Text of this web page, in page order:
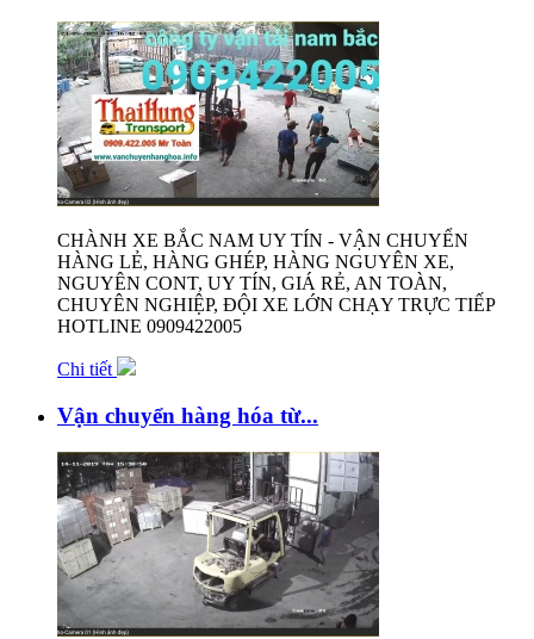
CHÀNH XE BẮC NAM UY TÍN - VẬN CHUYỂN
HÀNG LẺ, HÀNG GHÉP, HÀNG NGUYÊN XE,
NGUYÊN CONT, UY TÍN, GIÁ RẺ, AN TOÀN,
CHUYÊN NGHIỆP, ĐỘI XE LỚN CHẠY TRỰC TIẾP
HOTLINE 0909422005
Chi tiết
Vận chuyển hàng hóa từ...